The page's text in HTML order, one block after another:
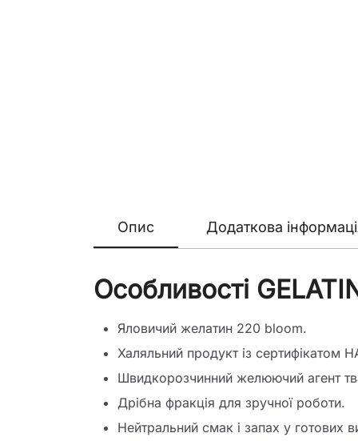
Опис Додаткова
Особливості
Яловичий желатин 220 bloom.
Халяльний продукт із сертифікатом
Швидкорозчинний желюючий агент
Дрібна фракція для зручної роботи.
Нейтральний смак і запах у готових